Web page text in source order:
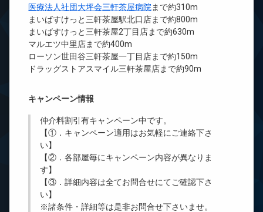
医療法人社団大坪会三軒茶屋病院 まで約310m
まいばすけっと三軒茶屋駅北口店まで約800m
まいばすけっと三軒茶屋2丁目店まで約630m
マルエツ中里店まで約400m
ローソン世田谷三軒茶屋一丁目店まで約150m
ドラッグストアスマイル三軒茶屋店まで約90m
キャンペーン情報
仲介料割引有キャンペーン中です。
【①．キャンペーン適用はお気軽にご連絡下さ
い】
【②．各部屋毎にキャンペーン内容が異なりま
す】
【③．詳細内容は全てお問合せにてご確認下さ
い】
※諸条件・詳細等は是非お問合せ下さいませ。